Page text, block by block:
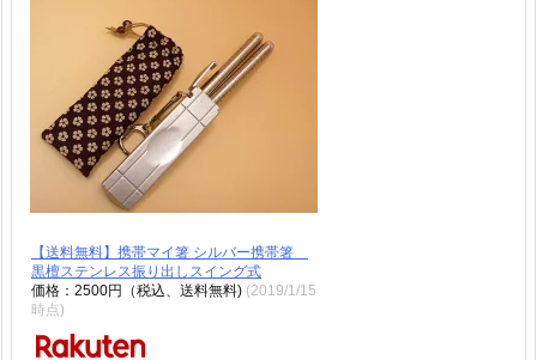
【送料無料】携帯マイ箸 シルバー携帯箸
黒檀ステンレス振り出しスイング式
価格：2500円（税込、送料無料) (2019/1/15
時点)